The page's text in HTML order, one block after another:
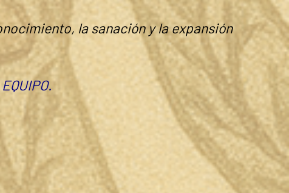
as, bioquímico/as, investigadores,